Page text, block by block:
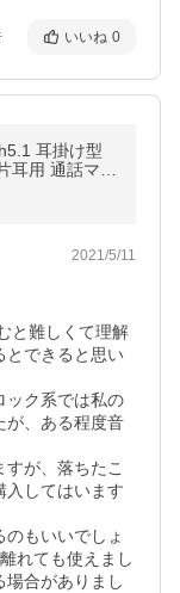
いいね 0
耳掛け型
耳用 通話マイ
量表示【PL
2021/5/11
と難しくて理解
とできると思い
ック系では私の
が、ある程度音
が、落ちたこ
入してはいます
もいいでしょ
れても使えまし
場合がありまし